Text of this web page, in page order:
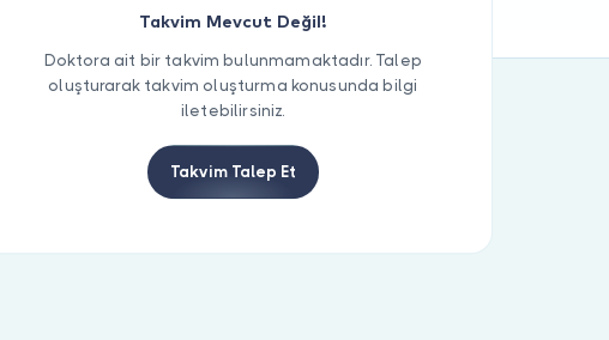
Takvim Mevcut Değil!
Doktora ait bir takvim bulunmamaktadır. Talep
oluşturarak takvim oluşturma konusunda bilgi
iletebilirsiniz.
Takvim Talep Et